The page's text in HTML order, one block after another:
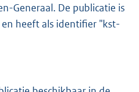
r
o
:
Generaal. De publicatie is
heeft als identifier "kst-